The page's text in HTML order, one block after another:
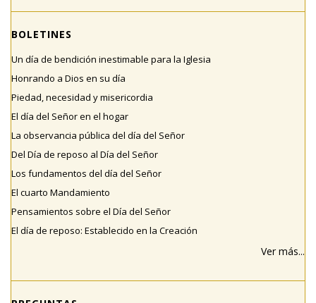
BOLETINES
Un día de bendición inestimable para la Iglesia
Honrando a Dios en su día
Piedad, necesidad y misericordia
El día del Señor en el hogar
La observancia pública del día del Señor
Del Día de reposo al Día del Señor
Los fundamentos del día del Señor
El cuarto Mandamiento
Pensamientos sobre el Día del Señor
El día de reposo: Establecido en la Creación
Ver más...